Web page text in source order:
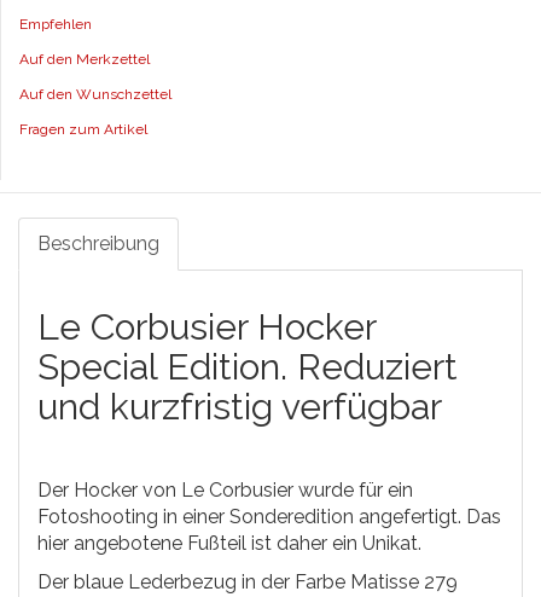
Empfehlen
Auf den Merkzettel
Auf den Wunschzettel
Fragen zum Artikel
Beschreibung
Le Corbusier Hocker
Special Edition. Reduziert
und kurzfristig verfügbar
Der Hocker von Le Corbusier wurde für ein
Fotoshooting in einer Sonderedition angefertigt. Das
hier angebotene Fußteil ist daher ein Unikat.
Der blaue Lederbezug in der Farbe Matisse 279